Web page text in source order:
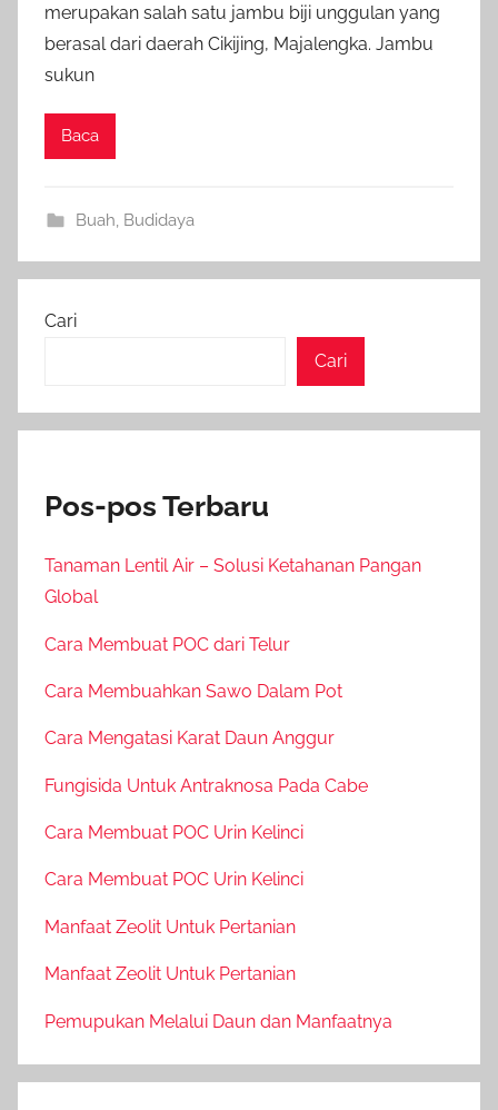
merupakan salah satu jambu biji unggulan yang
berasal dari daerah Cikijing, Majalengka. Jambu
sukun
Baca
Buah Budidaya
Cari
Cari
Pos-pos Terbaru
Tanaman Lentil Air – Solusi Ketahanan Pangan
Global
Cara Membuat POC dari Telur
Cara Membuahkan Sawo Dalam Pot
Cara Mengatasi Karat Daun Anggur
Fungisida Untuk Antraknosa Pada Cabe
Cara Membuat POC Urin Kelinci
Cara Membuat POC Urin Kelinci
Manfaat Zeolit Untuk Pertanian
Manfaat Zeolit Untuk Pertanian
Pemupukan Melalui Daun dan Manfaatnya